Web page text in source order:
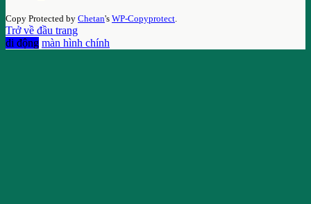
Copy Protected by Chetan's WP-Copyprotect
Trở về đầu trang
di động màn hình chính